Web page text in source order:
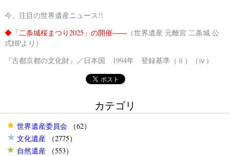
今、注目の世界遺産ニュース!!
◆「二条城桜まつり2025」の開催――（世界遺産 元離宮 二条城 公
式HPより）
『古都京都の文化財』／日本国 1994年 登録基準（ⅱ）（ⅳ）
カテゴリ
世界遺産委員会（62）
文化遺産（2775）
自然遺産（553）